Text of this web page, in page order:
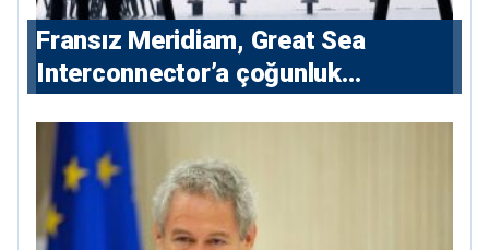
Fransız Meridiam, Great Sea
Interconnector’a çoğunluk